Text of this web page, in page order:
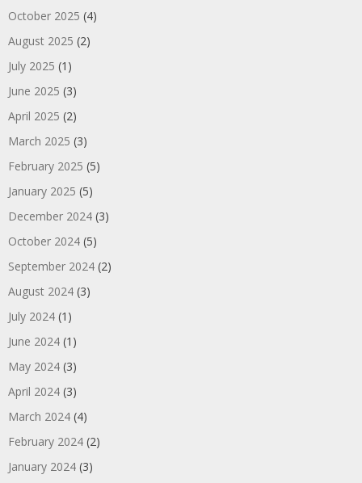
October 2025 (4)
August 2025 (2)
July 2025 (1)
June 2025 (3)
April 2025 (2)
March 2025 (3)
February 2025 (5)
January 2025 (5)
December 2024 (3)
October 2024 (5)
September 2024 (2)
August 2024 (3)
July 2024 (1)
June 2024 (1)
May 2024 (3)
April 2024 (3)
March 2024 (4)
February 2024 (2)
January 2024 (3)